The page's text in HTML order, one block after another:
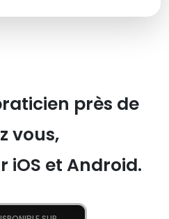
près de
vous,
iOS et Android.